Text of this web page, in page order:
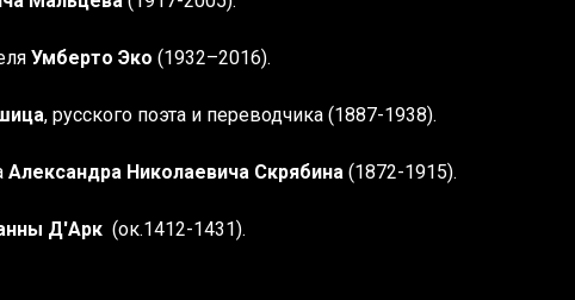
Умберто Эко(1932–2016).
, русского поэта и переводчика (1887-1938).
Александра Николаевича Скрябина (1872-1915).
Д'Арк (ок.1412-1431).